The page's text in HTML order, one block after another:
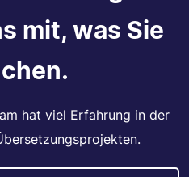
mit, was Sie
hat viel Erfahrung in der